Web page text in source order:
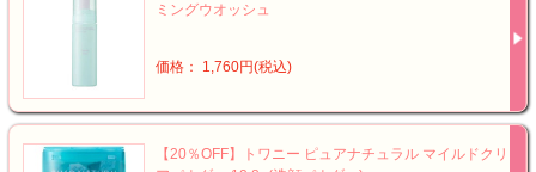
ミングウオッシュ
価格： 1,760円(税込)
【20％OFF】トワニー ピュアナチュラル マイルドクリ